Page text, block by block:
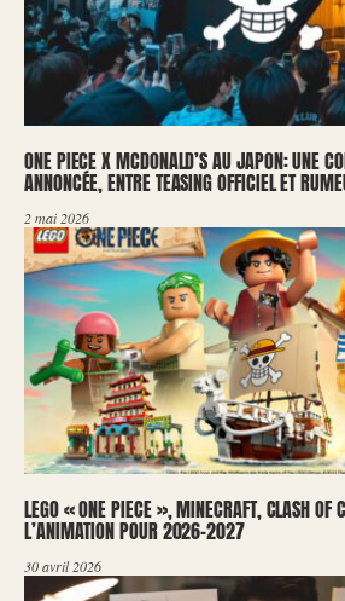
ONE PIECE X MCDONALD’S AU JAPON: UNE
ANNONCÉE, ENTRE TEASING OFFICIEL ET
2 mai 2026
LEGO « ONE PIECE », MINECRAFT, CLASH OF
L’ANIMATION POUR 2026-2027
30 avril 2026